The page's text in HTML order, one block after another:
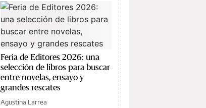
Feria de Editores 2026: una
selección de libros para buscar
entre novelas, ensayo y
grandes rescates
Agustina Larrea